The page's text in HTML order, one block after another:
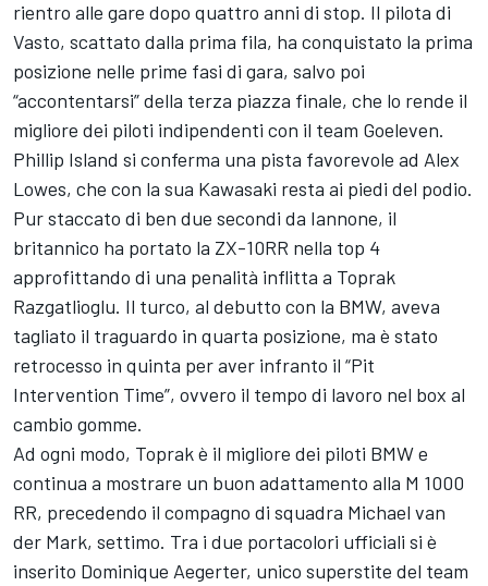
rientro alle gare dopo quattro anni di stop. Il pilota di
Vasto, scattato dalla prima fila, ha conquistato la prima
posizione nelle prime fasi di gara, salvo poi
“accontentarsi” della terza piazza finale, che lo rende il
migliore dei piloti indipendenti con il team Goeleven.
Phillip Island si conferma una pista favorevole ad Alex
Lowes, che con la sua Kawasaki resta ai piedi del podio.
Pur staccato di ben due secondi da Iannone, il
britannico ha portato la ZX-10RR nella top 4
approfittando di una penalità inflitta a Toprak
Razgatlioglu. Il turco, al debutto con la BMW, aveva
tagliato il traguardo in quarta posizione, ma è stato
retrocesso in quinta per aver infranto il “Pit
Intervention Time”, ovvero il tempo di lavoro nel box al
cambio gomme.
Ad ogni modo, Toprak è il migliore dei piloti BMW e
continua a mostrare un buon adattamento alla M 1000
RR, precedendo il compagno di squadra Michael van
der Mark, settimo. Tra i due portacolori ufficiali si è
inserito Dominique Aegerter, unico superstite del team